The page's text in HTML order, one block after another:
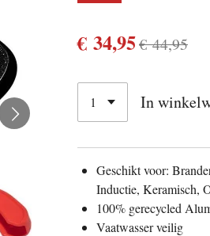
€ 34,95€ 44,95
In
Geschikt voor:
Inductie, Keramisch,
100% gerecycled
Vaatwasser veilig